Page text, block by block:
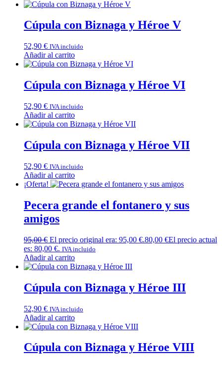
Cúpula con Biznaga y Héroe V
52,90 € IVA incluido
Añadir al carrito
Cúpula con Biznaga y Héroe VI
52,90 € IVA incluido
Añadir al carrito
Cúpula con Biznaga y Héroe VII
52,90 € IVA incluido
Añadir al carrito
¡Oferta!
Pecera grande el fontanero y sus
amigos
95,00€ El precio original era: 95,00 €.80,00 €El precio actual
es: 80,00 €. IVA incluido
Añadir al carrito
Cúpula con Biznaga y Héroe III
52,90 € IVA incluido
Añadir al carrito
Cúpula con Biznaga y Héroe VIII